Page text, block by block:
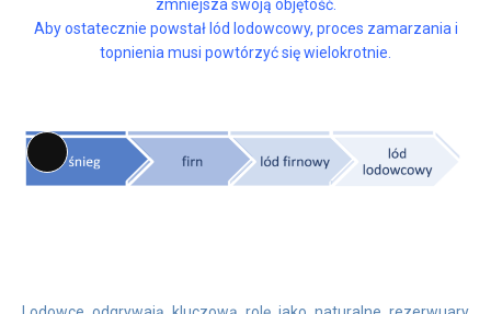
zmniejsza swoją objętość.
Aby ostatecznie powstał lód lodowcowy, proces zamarzania i
topnienia musi powtórzyć się wielokrotnie.
Long
Description